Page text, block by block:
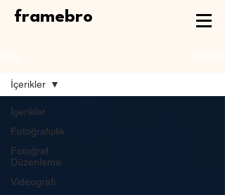
framebro
İçerikler
Fotoğrafçılık
Fotoğraf
Düzenleme
Videografi
İçerikler